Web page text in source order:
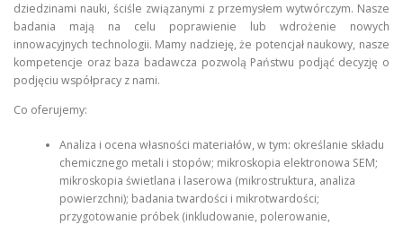
dziedzinami nauki, ściśle związanymi z przemysłem wytwórczym. Nasze
badania mają na celu poprawienie lub wdrożenie nowych
innowacyjnych technologii. Mamy nadzieję, że potencjał naukowy, nasze
kompetencje oraz baza badawcza pozwolą Państwu podjąć decyzję o
podjęciu współpracy z nami.
Co oferujemy:
Analiza i ocena własności materiałów, w tym: określanie składu
chemicznego metali i stopów; mikroskopia elektronowa SEM;
mikroskopia świetlana i laserowa (mikrostruktura, analiza
powierzchni); badania twardości i mikrotwardości;
przygotowanie próbek (inkludowanie, polerowanie,